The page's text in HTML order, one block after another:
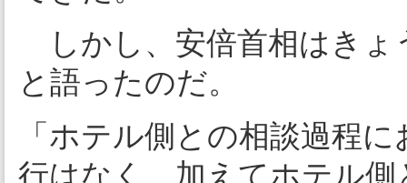
しかし、安倍首相はきょ
と語ったのだ。
「ホテル側との相談過程
行はなく、加えてホテル